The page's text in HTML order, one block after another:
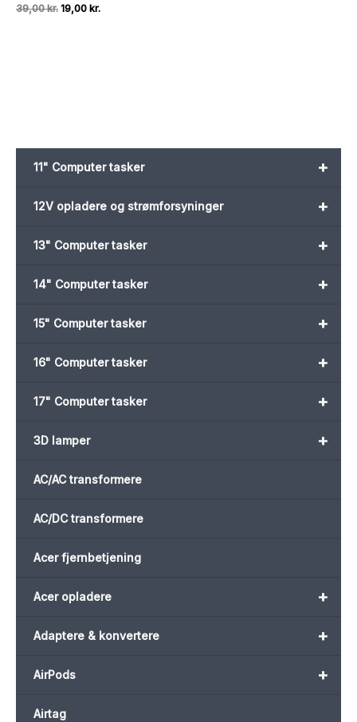
+
11" Computer tasker
+
12V opladere og strømforsyninger
+
13" Computer tasker
+
14" Computer tasker
+
15" Computer tasker
+
16" Computer tasker
+
17" Computer tasker
+
3D lamper
AC/AC transformere
AC/DC transformere
Acer fjernbetjening
+
Acer opladere
+
Adaptere & konvertere
+
AirPods
Airtag
39,00kr. Den
19,00 kr.Den